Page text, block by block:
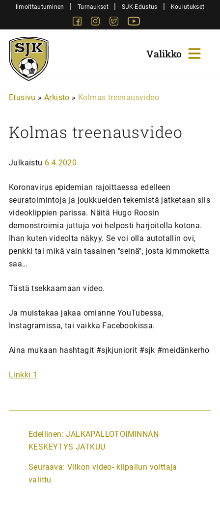
SiirryIlmoittautuminen | Turnaukset | SJK-Edustus | Koulutukset
FacebookInstagram
Twitter
Sjk-
Juniorit
Etusivu » Arkisto » Kolmas treenausvideo
Kolmas treenausvideo
Julkaistu 6.4.2020
Koronavirus epidemian rajoittaessa edelleen
seuratoimintoja ja joukkueiden tekemistä jatketaan siis
videoklippien parissa. Näitä Hugo Roosin
demonstroimia juttuja voi helposti harjoitella kotona.
Ihan kuten videolta näkyy. Se voi olla autotallin ovi,
penkki tai mikä vain tasainen "seinä", josta kimmoketta
saa…
Tästä tsekkaamaan video.
Ja muistakaa jakaa omianne YouTubessa,
Instagramissa, tai vaikka Facebookissa.
Aina mukaan hashtagit #sjkjuniorit #sjk #meidänkerho
Linkki 1
A
r
i
Edellinen: JALKAPALLOTOIMINNAN
KESKEYTYS JATKUU
Seuraava: Viikon video- kilpailun voittaja
valittu